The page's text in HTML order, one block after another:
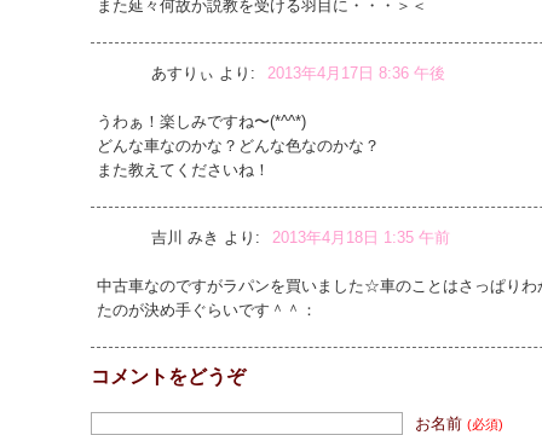
また延々何故か説教を受ける羽目に・・・＞＜
あすりぃ より: 2013年4月17日 8:36 午後
うわぁ！楽しみですね〜(*^^*)
どんな車なのかな？どんな色なのかな？
また教えてくださいね！
吉川 みき より: 2013年4月18日 1:35 午前
中古車なのですがラパンを買いました☆車のことはさっぱり
たのが決め手ぐらいです＾＾：
コメントをどうぞ
お名前 (必須)